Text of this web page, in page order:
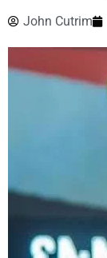
John Cutrim